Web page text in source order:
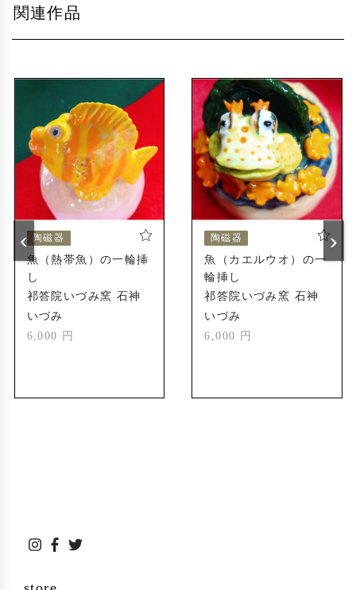
2005年
鹿児島陶芸展
南日本新聞社賞
2021年
鹿児島陶芸展
県知事賞
2017年
南日本美術展
優秀賞
2022年
南日本美術展
優秀賞
2023年
鹿児島陶芸展
関連作品
陶磁器
魚（熱帯魚）の一輪挿
し
祁答院いづみ窯 石神
いづみ
6,000 円
陶磁器
魚（カエルウオ）の一
輪挿し
祁答院いづみ窯 石神
いづみ
6,000 円
‹ ›